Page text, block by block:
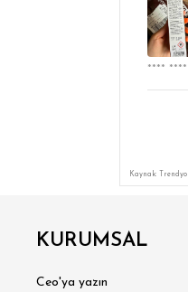
**** ****
Kaynak: Trendyol
KURUMSAL
Ceo'ya yazın